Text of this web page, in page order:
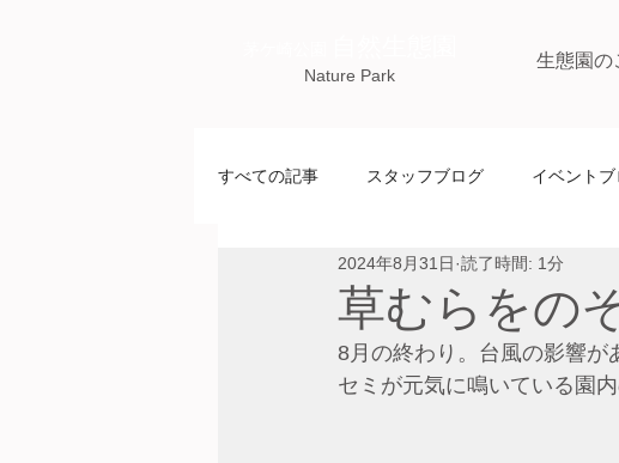
Nature Park
生態園の
すべての記事 スタッフブログ イベント
草むらをの
2024年8月31日 読了時間: 1分
8月の終わり。台風の影響が
セミが元気に鳴いている園